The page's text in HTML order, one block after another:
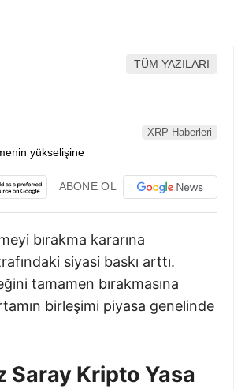
TÜM YAZILARI
XRP Haberleri
ABONE OL
bırakma kararına
siyasi baskı arttı.
tamamen bırakmasına
birleşimi piyasa genelinde
Saray Kripto Yasa